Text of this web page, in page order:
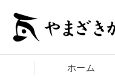
ホーム